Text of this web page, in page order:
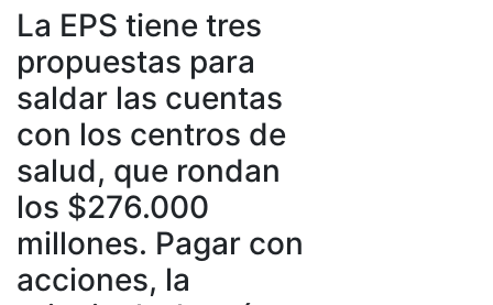
La EPS tiene tres
propuestas para
saldar las cuentas
con los centros de
salud, que rondan
los $276.000
millones. Pagar con
acciones, la